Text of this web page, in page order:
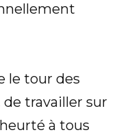
le tour des
travailler sur
à tous